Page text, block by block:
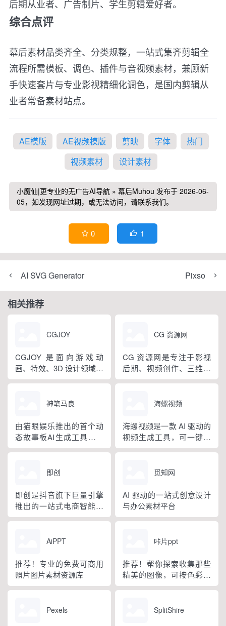
后期从业者、广告制片、学生剪辑爱好者。
综合点评
幕后素材品类齐全、分类规整，一站式集齐剪辑全
流程所需模板、调色、插件与音视频素材，兼顾新
手快速套片与专业影视精细化调色，是国内剪辑从
业者常备素材站点。
AE模版 AE视频模版 剪映 字体
热门
视频素材
设计素材
小魔仙|更专业的无广告AI导航 » 幕后Muhou 发布于 2026-06-
05，如发现网址过期，或无法访问，请联系我们。
 0  1
AI SVG Generator Pixso
相关推荐
CGJOY
CGJOY 是面向游戏动
画、特效、3D 设计领域的
综合交流学习平台，由上
运营，深耕游戏美术行业
资源分享、技能教学、社
群交流于一体，围绕 3ds
Max、Maya、UE5、
CG 资源网
CG 资源网是专注于影视
后期、视频创作、三维设
计领域的综合资源分享平
材、音频音效、剪辑特效
件脚本，资源适配 AE、
PR、FCPX、达芬奇、
Blender 等主流设计软件，
神笔马良
由猫眼娱乐推出的首个动
态故事板AI生成工具，神
笔马良专为影视行业设
解析和创作。它通过AI技
换。
海螺视频
海螺视频是一款 AI 驱动的
视频生成工具，可一键将
文字转换成高清优质视频
即创
即创是抖音旗下巨量引擎
推出的一站式电商智能创
作平台
觅知网
AI 驱动的一站式创意设计
与办公素材平台
AiPPT
推荐！专业的免费可商用
照片图片素材资源库
咔片ppt
推荐！帮你探索收集那些
精美的图像，可按色彩检
索
Pexels SplitShire